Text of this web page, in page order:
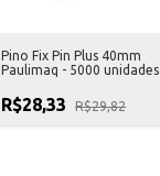
Pino Fix Pin Plus 40mm
Paulimaq - 5000 unidades
R$28,33 R$29,82